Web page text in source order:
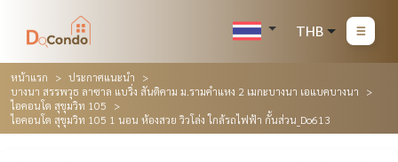
THB
หน้าแรก
ประกาศแนะนำ
บางนา สรรพวุธ ลาซาล แบริ่ง สันติคาม ม.รามคำแหง 2 เมกะบางนา เอแบคบางนา
ไอคอนโด สุขุมวิท 105
ไอคอนโด สุขุมวิท 105 1 นอน ห้องสวย วิวโล่ง ใกล้รถไฟฟ้า กั้นส่วน_Do613